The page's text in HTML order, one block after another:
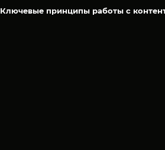
Ключевые принципы работы с